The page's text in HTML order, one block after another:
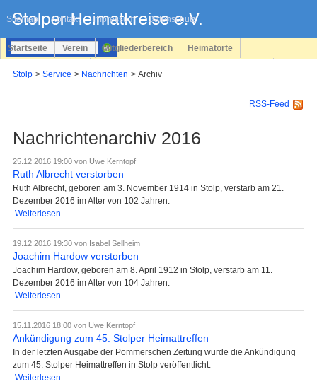
Sitemap Kontakt Impressum Datenschutz
überspringen
Startseite Verein Mitgliederbereich Heimatorte
Stolp Service Nachrichten Archiv
RSS-Feed
Nachrichtenarchiv 2016
25.12.2016 19:00 von Uwe Kerntopf
Ruth Albrecht verstorben
Ruth Albrecht, geboren am 3. November 1914 in Stolp, verstarb am 21.
Dezember 2016 im Alter von 102 Jahren.
Weiterlesen …
verstorben
19.12.2016 19:30 von Isabel Sellheim
Joachim Hardow verstorben
Joachim Hardow, geboren am 8. April 1912 in Stolp, verstarb am 11.
Dezember 2016 im Alter von 104 Jahren.
Weiterlesen …
verstorben
15.11.2016 18:00 von Uwe Kerntopf
Ankündigung zum 45. Stolper Heimattreffen
In der letzten Ausgabe der Pommerschen Zeitung wurde die Ankündigung
zum 45. Stolper Heimattreffen in Stolp veröffentlicht.
Weiterlesen …